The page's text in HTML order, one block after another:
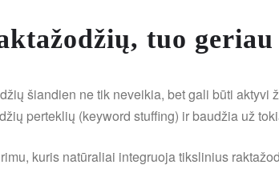
tuo geriau
šiandien ne tik neveikia, bet gali būti aktyvi
perteklių (keyword stuffing) ir baudžia už
kuris natūraliai integruoja tikslinius